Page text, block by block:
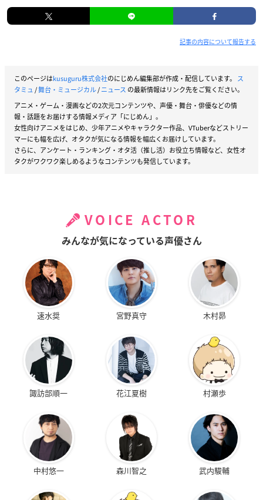
記事の内容について報告する
このページはkusuguru株式会社のにじめん編集部が作成・配信しています。 ス
タミュ/舞台・ミュージカル/ニュース の最新情報はリンク先をご覧ください。
アニメ・ゲーム・漫画などの2次元コンテンツや、声優・舞台・俳優などの情
報・話題をお届けする情報メディア「にじめん」。
女性向けアニメをはじめ、少年アニメやキャラクター作品、VTuberなどストリー
マーにも幅を広げ、オタクが気になる情報を幅広くお届けしています。
さらに、アンケート・ランキング・オタ活（推し活）お役立ち情報など、女性オ
タクがワクワク楽しめるようなコンテンツも発信しています。
VOICE ACTOR
みんなが気になっている声優さん
速水奨 宮野真守 木村昴
諏訪部順一 花江夏樹 村瀬歩
中村悠一 森川智之 武内駿輔